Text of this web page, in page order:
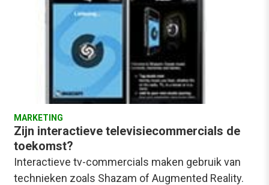
MARKETING
Zijn interactieve televisiecommercials de
toekomst?
Interactieve tv-commercials maken gebruik van
technieken zoals Shazam of Augmented Reality.